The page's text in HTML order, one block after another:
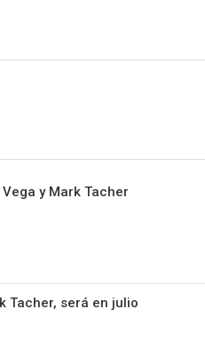
y Mark Tacher
Tacher, será en julio